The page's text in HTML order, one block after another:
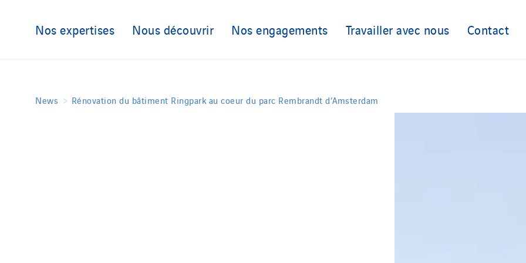
Nos expertises Nous découvrir Nos engagements Travailler avec nous Contact
News Rénovation du bâtiment Ringpark au coeur du parc Rembrandt d’Amsterdam